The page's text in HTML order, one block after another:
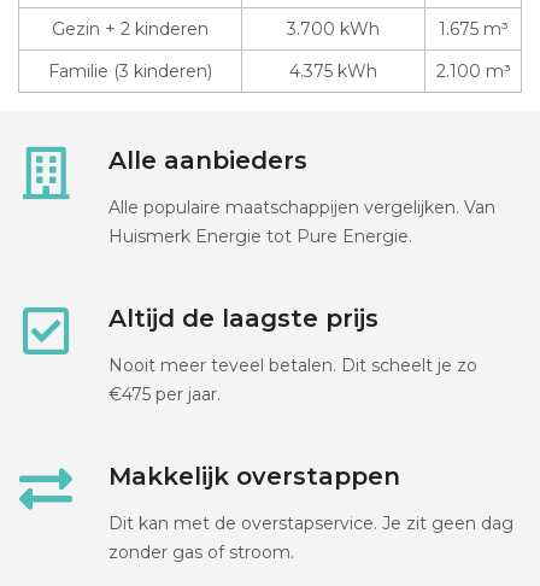
Gezin + 2 kinderen
3.700 kWh
1.675 m³
Familie (3 kinderen)
4.375 kWh 2.100 m³
Alle aanbieders
Alle populaire maatschappijen vergelijken. Van
Huismerk Energie tot Pure Energie.
Altijd de laagste prijs
Nooit meer teveel betalen. Dit scheelt je zo
€475 per jaar.
Makkelijk overstappen
Dit kan met de overstapservice. Je zit geen dag
zonder gas of stroom.